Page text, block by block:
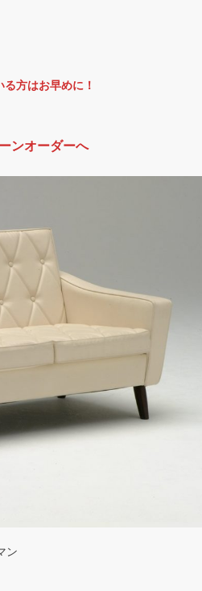
方はお早めに！
ンオーダーへ
ン